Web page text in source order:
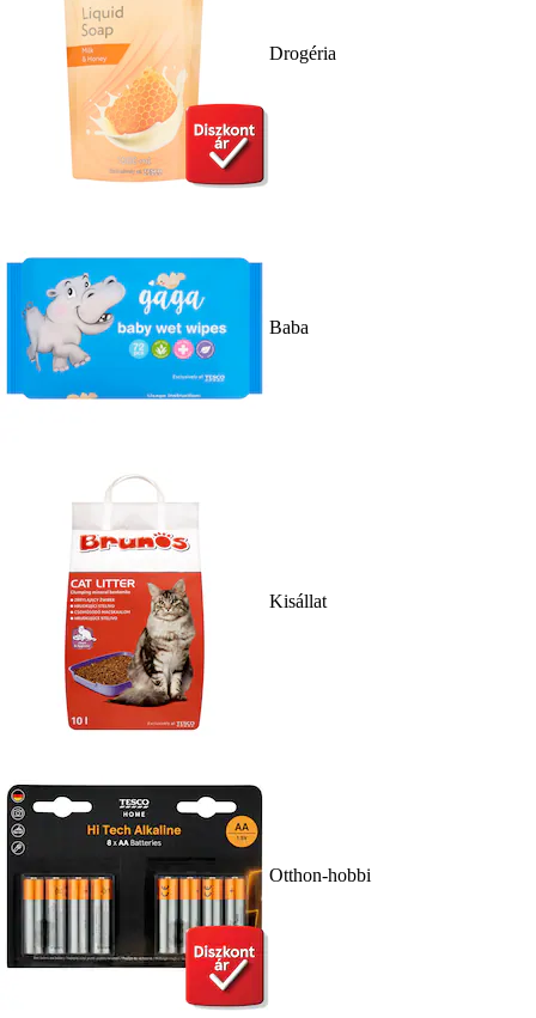
Drogéria
Baba
Kisállat
Otthon-hobbi